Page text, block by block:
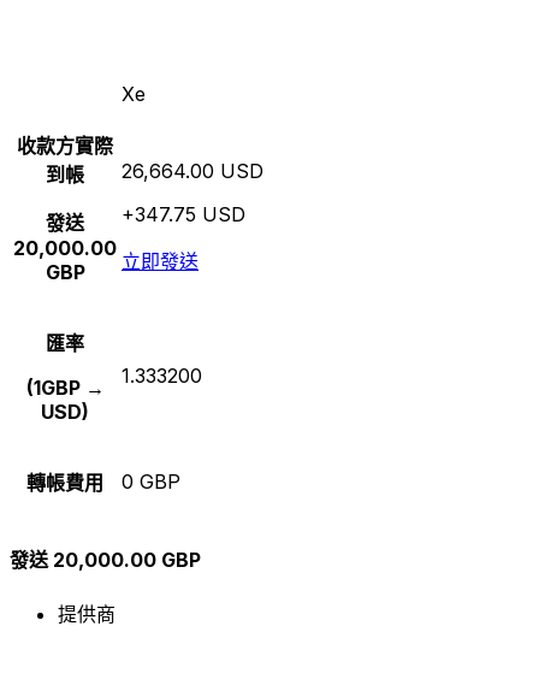
Xe
收款方實際
到帳
發送
20,000.00
GBP
26,664.00 USD
+347.75 USD
立即發送
匯率
(1GBP →
USD)
1.333200
轉帳費用 0 GBP
發送 20,000.00 GBP
提供商